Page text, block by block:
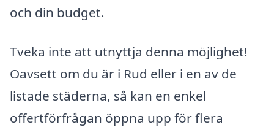
och din budget.
Tveka inte att utnyttja denna möjlighet!
Oavsett om du är i Rud eller i en av de
listade städerna, så kan en enkel
offertförfrågan öppna upp för flera